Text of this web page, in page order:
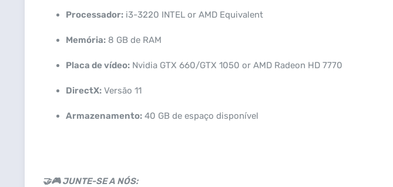
Processador: i3-3220 INTEL or AMD Equivalent
Memória: 8 GB de RAM
Placa de vídeo: Nvidia GTX 660/GTX 1050 or AMD Radeon HD 7770
DirectX: Versão 11
Armazenamento: 40 GB de espaço disponível
🤝🎮 JUNTE-SE A NÓS: